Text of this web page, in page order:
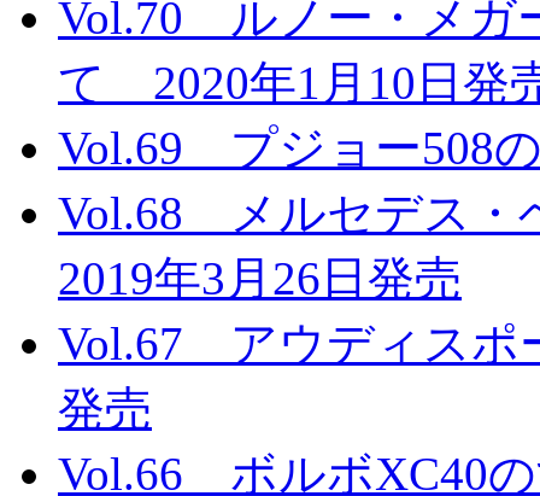
Vol.70 ルノー・メガ
て 2020年1月10日発
Vol.69 プジョー508
Vol.68 メルセデス
2019年3月26日発売
Vol.67 アウディスポ
発売
Vol.66 ボルボXC40